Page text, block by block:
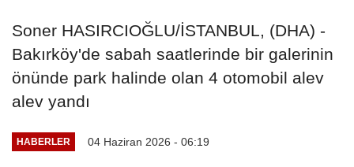
Soner HASIRCIOĞLU/İSTANBUL, (DHA) -
Bakırköy'de sabah saatlerinde bir galerinin
önünde park halinde olan 4 otomobil alev
alev yandı
HABERLER 04 Haziran 2026 - 06:19